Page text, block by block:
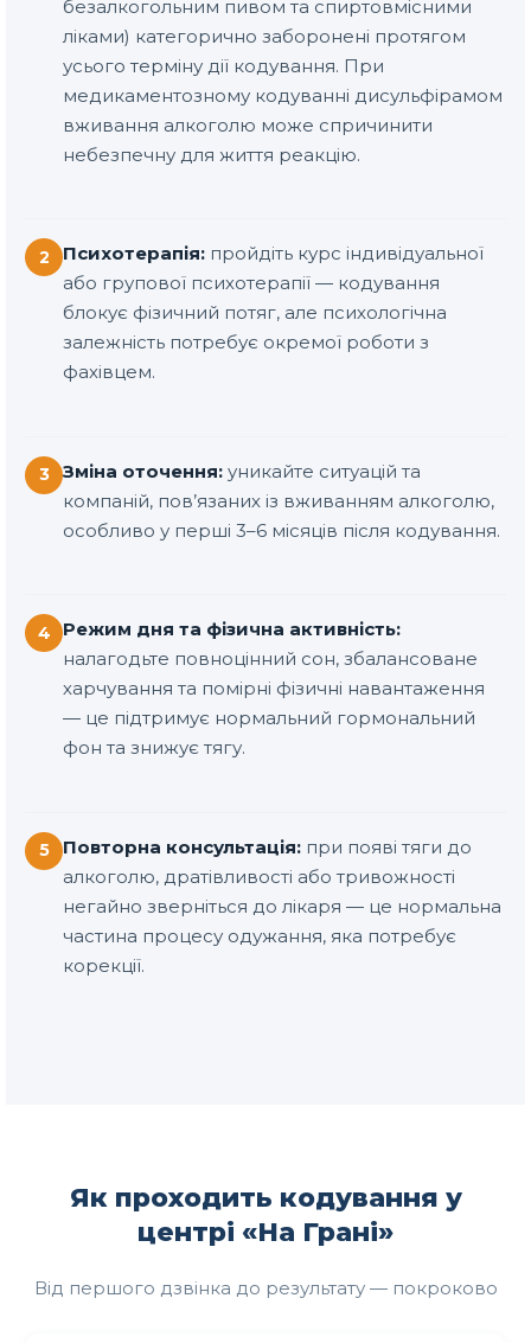
безалкогольним пивом та спиртовмісними
ліками) категорично заборонені протягом
усього терміну дії кодування. При
медикаментозному кодуванні дисульфірамом
вживання алкоголю може спричинити
небезпечну для життя реакцію.
2 Психотерапія: пройдіть курс індивідуальної
або групової психотерапії — кодування
блокує фізичний потяг, але психологічна
залежність потребує окремої роботи з
фахівцем.
3 Зміна оточення: уникайте ситуацій та
компаній, пов’язаних із вживанням алкоголю,
особливо у перші 3–6 місяців після кодування.
4
Режим дня та фізична активність:
налагодьте повноцінний сон, збалансоване
харчування та помірні фізичні навантаження
— це підтримує нормальний гормональний
фон та знижує тягу.
5 Повторна консультація: при появі тяги до
алкоголю, дратівливості або тривожності
негайно зверніться до лікаря — це нормальна
частина процесу одужання, яка потребує
корекції.
Як проходить кодування у
центрі «На Грані»
Від першого дзвінка до результату — покроково